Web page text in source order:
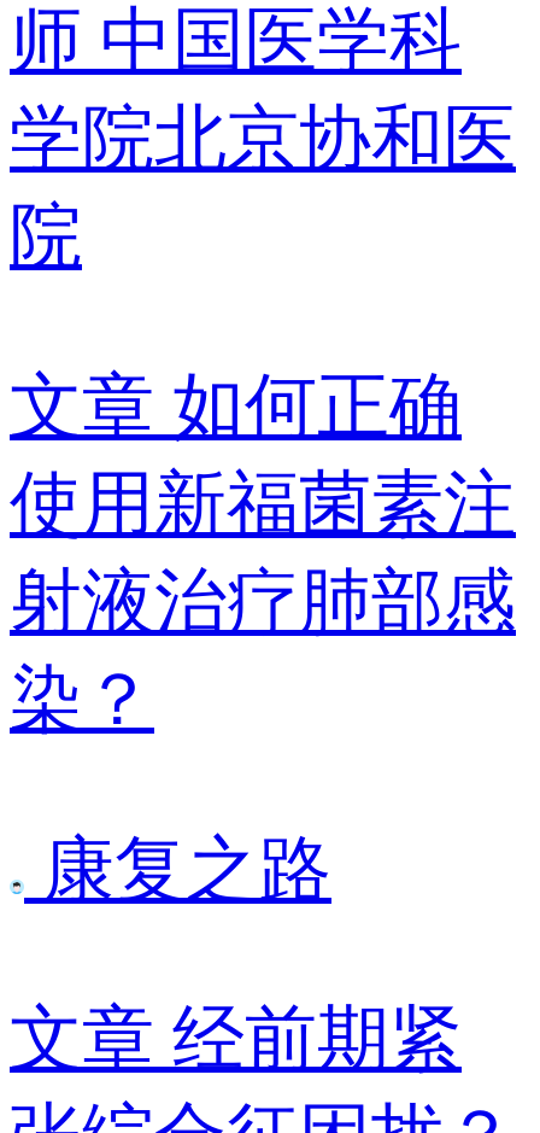
师 中国医学科
学院北京协和医
院
文章 如何正确
使用新福菌素注
射液治疗肺部感
染？
康复之路
文章 经前期紧